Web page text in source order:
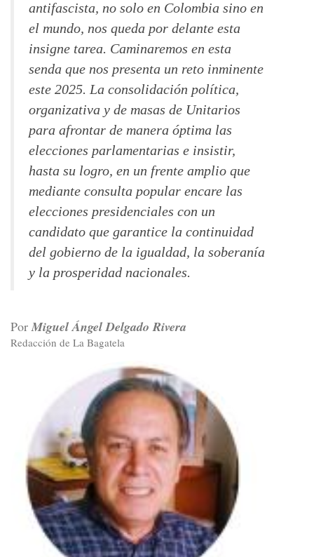
antifascista, no solo en Colombia sino en
el mundo, nos queda por delante esta
insigne tarea. Caminaremos en esta
senda que nos presenta un reto inminente
este 2025. La consolidación política,
organizativa y de masas de Unitarios
para afrontar de manera óptima las
elecciones parlamentarias e insistir,
hasta su logro, en un frente amplio que
mediante consulta popular encare las
elecciones presidenciales con un
candidato que garantice la continuidad
del gobierno de la igualdad, la soberanía
y la prosperidad nacionales.
PorMiguel Ángel Delgado Rivera
Redacción de La Bagatela